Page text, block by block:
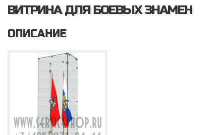
ВИТРИНА ДЛЯ БОЕВЫХ ЗНАМЕН
ОПИСАНИЕ